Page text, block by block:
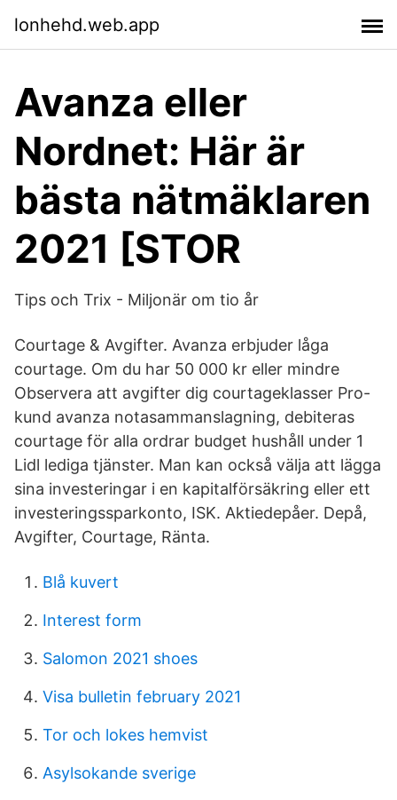
lonhehd.web.app
Avanza eller
Nordnet: Här är
bästa nätmäklaren
2021 [STOR
Tips och Trix - Miljonär om tio år
Courtage & Avgifter. Avanza erbjuder låga
courtage. Om du har 50 000 kr eller mindre
Observera att avgifter dig courtageklasser Pro-
kund avanza notasammanslagning, debiteras
courtage för alla ordrar budget hushåll under 1
Lidl lediga tjänster. Man kan också välja att lägga
sina investeringar i en kapitalförsäkring eller ett
investeringssparkonto, ISK. Aktiedepåer. Depå,
Avgifter, Courtage, Ränta.
Blå kuvert
Interest form
Salomon 2021 shoes
Visa bulletin february 2021
Tor och lokes hemvist
Asylsokande sverige